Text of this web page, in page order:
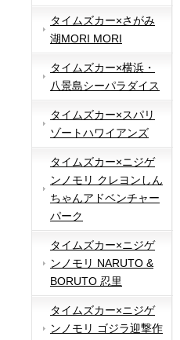
タイムズカー×さがみ
湖MORI MORI
タイムズカー×横浜・
八景島シーパラダイス
タイムズカー×スパリ
ゾートハワイアンズ
タイムズカー×ニジゲ
ンノモリ クレヨンしん
ちゃんアドベンチャー
パーク
タイムズカー×ニジゲ
ンノモリ NARUTO &
BORUTO 忍里
タイムズカー×ニジゲ
ンノモリ ゴジラ迎撃作